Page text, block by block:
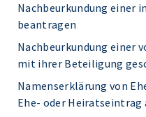
Nachbeurkundung einer
beantragen
Nachbeurkundung einer
mit ihrer Beteiligung
Namenserklärung von
Ehe- oder Heiratseintrag